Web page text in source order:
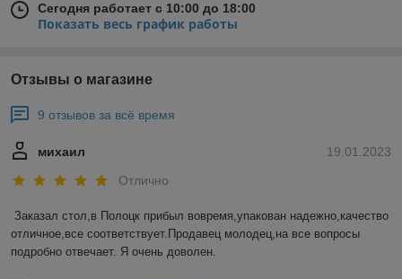
Сегодня работает с 10:00 до 18:00
Показать весь график работы
Отзывы о магазине
9 отзывов за всё время
19.01.2023
михаил
Отлично
Заказал стол,в Полоцк прибыл вовремя,упакован надежно,качество
отличное,все соответствует.Продавец молодец,на все вопросы
подробно отвечает. Я очень доволен.